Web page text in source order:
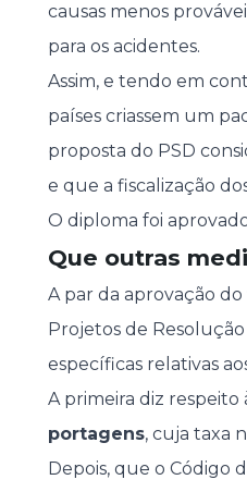
causas menos
para os acidentes.
Assim, e tendo em
países criassem um
proposta do PSD
e que a fiscalização
O diploma foi
Que outras
A par da aprovação
Projetos de
específicas relativas
A primeira diz respeito
portagens, cuja taxa
Depois, que o Código